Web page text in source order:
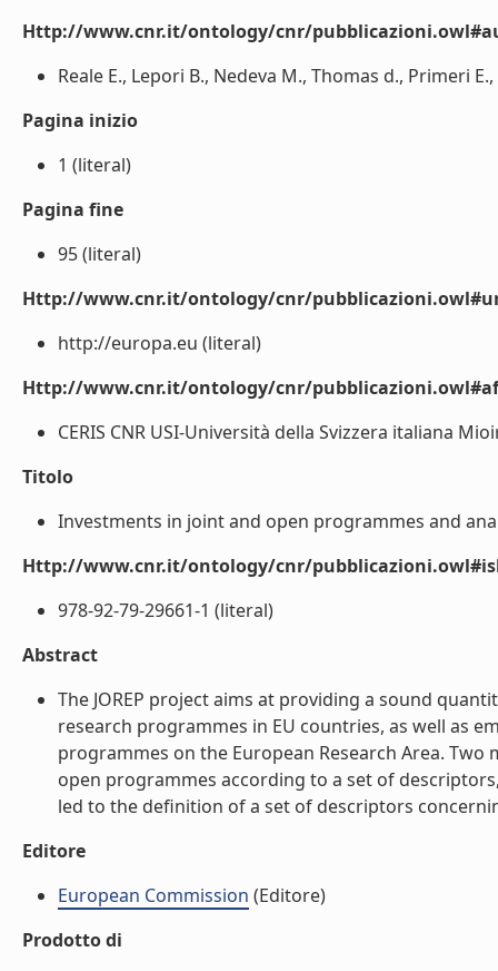
Http://www.cnr.it/ontology/cnr/
Reale E., Lepori B., Nedeva M., Thomas d., Primeri
Pagina inizio
1 (literal)
Pagina fine
95 (literal)
Http://www.cnr.it/ontology/cnr/
http://europa.eu (literal)
Http://www.cnr.it/ontology/cnr/
CERIS CNR USI-Università della Svizzera italiana
Titolo
Investments in joint and open programmes and
Http://www.cnr.it/ontology/cnr/
978-92-79-29661-1 (literal)
Abstract
The JOREP project aims at providing a sound
research programmes in EU countries, as well as
programmes on the European Research Area.
open programmes according to a set of
led to the definition of a set of descriptors
Editore
European Commission (Editore)
Prodotto di